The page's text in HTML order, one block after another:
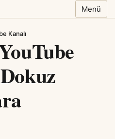
Menü
Kanalı